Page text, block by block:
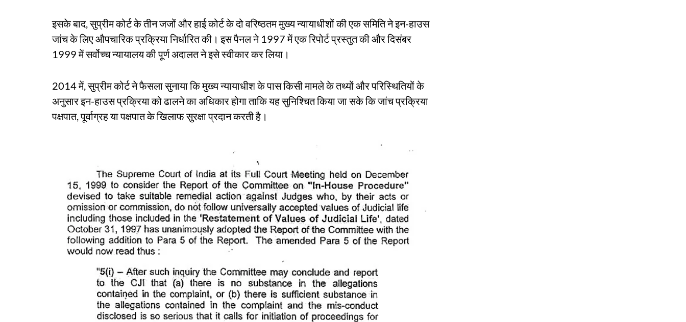
इसके बाद, सुप्रीम कोर्ट के तीन जजों और हाई कोर्ट के दो वरिष्ठतम मुख्य न्यायाधीशों की एक समिति ने इन-हाउस
जांच के लिए औपचारिक प्रक्रिया निर्धारित की। इस पैनल ने 1997 में एक रिपोर्ट प्रस्तुत की और दिसंबर
1999 में सर्वोच्च न्यायालय की पूर्ण अदालत ने इसे स्वीकार कर लिया।
2014 में, सुप्रीम कोर्ट ने फैसला सुनाया कि मुख्य न्यायाधीश के पास किसी मामले के तथ्यों और परिस्थितियों के
अनुसार इन-हाउस प्रक्रिया को ढालने का अधिकार होगा ताकि यह सुनिश्चित किया जा सके कि जांच प्रक्रिया
पक्षपात, पूर्वाग्रह या पक्षपात के खिलाफ सुरक्षा प्रदान करती है।